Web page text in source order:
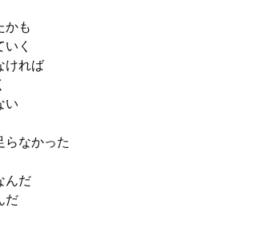
かも
く
ければ
い
なかった
んだ
だ